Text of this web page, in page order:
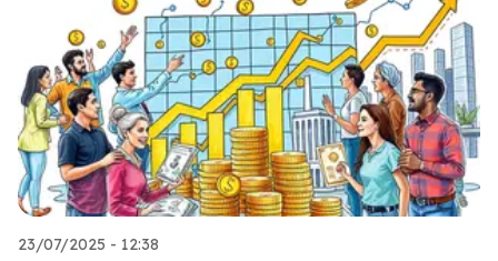
23/07/2025 - 12:38